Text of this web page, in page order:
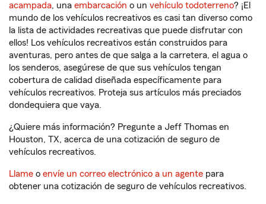
acampada, una embarcación o un vehículo todoterreno? ¡El
mundo de los vehículos recreativos es casi tan diverso como
la lista de actividades recreativas que puede disfrutar con
ellos! Los vehículos recreativos están construidos para
aventuras, pero antes de que salga a la carretera, el agua o
los senderos, asegúrese de que sus vehículos tengan
cobertura de calidad diseñada específicamente para
vehículos recreativos. Proteja sus artículos más preciados
dondequiera que vaya.
¿Quiere más información? Pregunte a Jeff Thomas en
Houston, TX, acerca de una cotización de seguro de
vehículos recreativos.
Llame o envíe un correo electrónico a un agente para
obtener una cotización de seguro de vehículos recreativos.